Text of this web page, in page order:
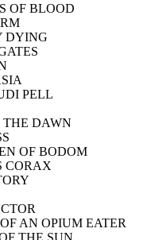
OF BLOOD
DYING
PELL
THE DAWN
OF BODOM
CORAX
AN OPIUM EATER
THE SUN